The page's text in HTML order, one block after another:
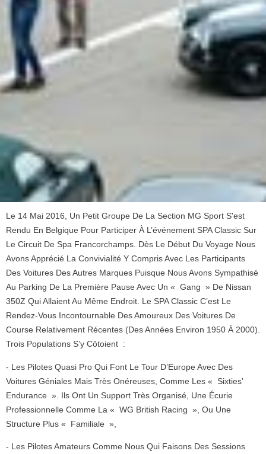
Le 14 Mai 2016, Un Petit Groupe De La Section MG Sport S'est
Rendu En Belgique Pour Participer À L’événement SPA Classic Sur
Le Circuit De Spa Francorchamps. Dès Le Début Du Voyage Nous
Avons Apprécié La Convivialité Y Compris Avec Les Participants
Des Voitures Des Autres Marques Puisque Nous Avons Sympathisé
Au Parking De La Première Pause Avec Un « Gang » De Nissan
350Z Qui Allaient Au Même Endroit. Le SPA Classic C’est Le
Rendez-Vous Incontournable Des Amoureux Des Voitures De
Course Relativement Récentes (des Années Environ 1950 À 2000).
Trois Populations S’y Côtoient :
- Les Pilotes Quasi Pro Qui Font Le Tour D’Europe Avec Des
Voitures Géniales Mais Très Onéreuses, Comme Les « Sixties’
Endurance ». Ils Ont Un Support Très Organisé, Une Écurie
Professionnelle Comme La « WG British Racing », Ou Une
Structure Plus « Familiale »,
- Les Pilotes Amateurs Comme Nous Qui Faisons Des Sessions